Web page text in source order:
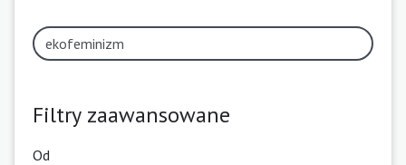
Filtry zaawansowane
Od